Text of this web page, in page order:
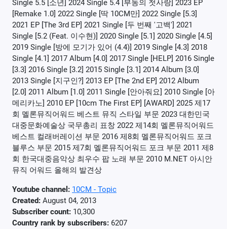
Single 5.5 [소년] 2024 Single 5.4 [부동의 첫사랑] 2023 EP
[Remake 1.0] 2022 Single [딱 10CM만] 2022 Single [5.3]
2021 EP [The 3rd EP] 2021 Single [두 번째 '고백'] 2021
Single [5.2 (Feat. 이수현)] 2020 Single [5.1] 2020 Single [4.5]
2019 Single [방에 모기가 있어 (4.4)] 2019 Single [4.3] 2018
Single [4.1] 2017 Album [4.0] 2017 Single [HELP] 2016 Single
[3.3] 2016 Single [3.2] 2015 Single [3.1] 2014 Album [3.0]
2013 Single [지구인?] 2013 EP [The 2nd EP] 2012 Album
[2.0] 2011 Album [1.0] 2011 Single [안아줘요] 2010 Single [아
메리카노] 2010 EP [10cm The First EP] [AWARD] 2025 제17
회 멜론뮤직어워드 베스트 뮤직 스타일 부문 2023 대한민국
대중문화예술상 국무총리 표창 2022 제14회 멜론뮤직어워드
베스트 컬래버레이션 부문 2016 제8회 멜론뮤직어워드 포크
블루스 부문 2015 제7회 멜론뮤직어워드 포크 부문 2011 제8
회 한국대중음악상 최우수 팝 노래 부문 2010 M.NET 아시안
뮤직 어워드 올해의 발견상
Youtube channel: 10CM - Topic
Created: August 04, 2013
Subscriber count: 10,300
Country rank by subscribers: 6207